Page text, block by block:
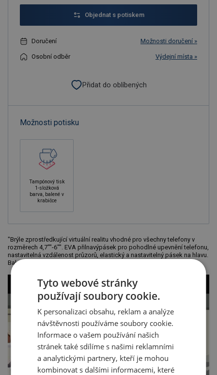
Objednat s potiskem
Doručení Možnosti doručení »
Osobní odběr Výdejní místa »
Přidat do oblíbených
Možnosti potisku
Tampónový tisk
1-složková
barva, balené v
krabičce
"Brýle zprostředkující virtuální realitu vhodné pro všechny telefony v
rozměrech 4,7""-6"". EVA přilnavýpásek pro pohodlné upevnění telefonu,
nastavitelná vzdálenost průzorů, elastický a nastavitelný pásek na hlavu.
Balení obsahuje čistící hadřík z"
Tyto webové stránky
používají soubory cookie.
K personalizaci obsahu, reklam a analýze
návštěvnosti používáme soubory cookie.
Informace o vašem používání našich
stránek také sdílíme s našimi reklamními
a analytickými partnery, kteří je mohou
kombinovat s dalšími informacemi, které